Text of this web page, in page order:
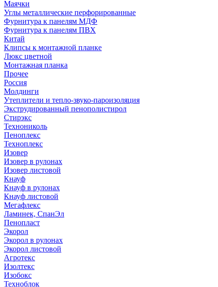
Маячки
Углы металлические перфорированные
Фурнитура к панелям МДФ
Фурнитура к панелям ПВХ
Китай
Клипсы к монтажной планке
Люкс цветной
Монтажная планка
Прочее
Россия
Молдинги
Утеплители и тепло-звуко-пароизоляция
Экструдированный пенополистирол
Стирэкс
Технониколь
Пеноплекс
Техноплекс
Изовер
Изовер в рулонах
Изовер листовой
Кнауф
Кнауф в рулонах
Кнауф листовой
Мегафлекс
Ламинек, СпанЭл
Пенопласт
Экорол
Экорол в рулонах
Экорол листовой
Агротекс
Изолтекс
Изобокс
Техноблок